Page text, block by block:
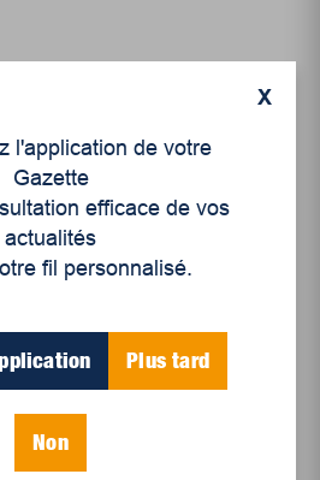
vivants
tours
X
l'application de votre
Gazette
efficace de vos
actualités
fil personnalisé.
Plus tard
Non